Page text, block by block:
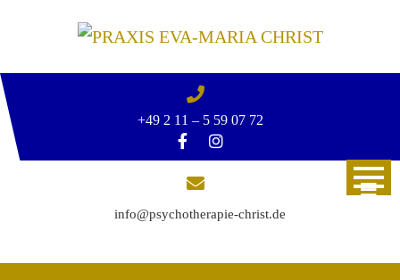
content
+49 2 11 – 5 59 07 72
info@psychotherapie-christ.de